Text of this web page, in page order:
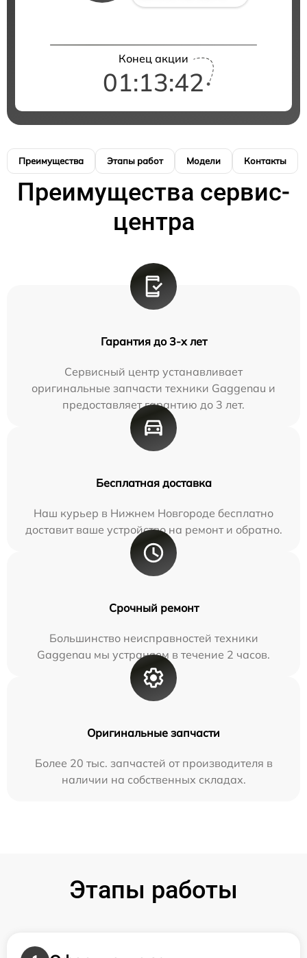
Конец акции
01:13:41
Преимущества Этапы работ Модели Контакты
Преимущества сервис-
центра
Гарантия до 3-х лет
Сервисный центр устанавливает
оригинальные запчасти техники Gaggenau и
предоставляет гарантию до 3 лет.
Бесплатная доставка
Наш курьер в Нижнем Новгороде бесплатно
доставит ваше устройство на ремонт и обратно.
Срочный ремонт
Большинство неисправностей техники
Gaggenau мы устраняем в течение 2 часов.
Оригинальные запчасти
Более 20 тыс. запчастей от производителя в
наличии на собственных складах.
Этапы работы